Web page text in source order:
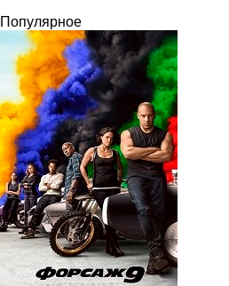
Популярное